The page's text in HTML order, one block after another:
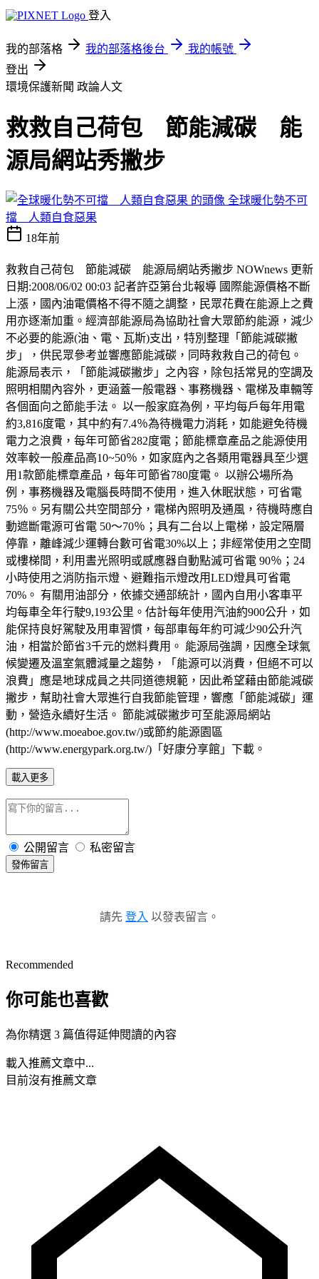
登入
我的部落格 我的部落格後台
我的帳號
登出
環境保護新聞 政論人文
救救自己荷包 節能減碳 能
源局網站秀撇步
全球暖化勢不可
擋 人類自食惡果
18年前
救救自己荷包 節能減碳 能源局網站秀撇步 NOWnews 更新
日期:2008/06/02 00:03 記者許亞第台北報導 國際能源價格不斷
上漲，國內油電價格不得不隨之調整，民眾花費在能源上之費
用亦逐漸加重。經濟部能源局為協助社會大眾節約能源，減少
不必要的能源(油、電、瓦斯)支出，特別整理「節能減碳撇
步」，供民眾參考並響應節能減碳，同時救救自己的荷包。
能源局表示，「節能減碳撇步」之內容，除包括常見的空調及
照明相關內容外，更涵蓋一般電器、事務機器、電梯及車輛等
各個面向之節能手法。 以一般家庭為例，平均每戶每年用電
約3,816度電，其中約有7.4％為待機電力消耗，如能避免待機
電力之浪費，每年可節省282度電；節能標章產品之能源使用
效率較一般產品高10~50％，如家庭內之各類用電器具至少選
用1款節能標章產品，每年可節省780度電。 以辦公場所為
例，事務機器及電腦長時間不使用，進入休眠狀態，可省電
75％。另有關公共空間部分，電梯內照明及通風，待機時應自
動遮斷電源可省電 50～70％；具有二台以上電梯，設定隔層
停靠，離峰減少運轉台數可省電30%以上；非經常使用之空間
或樓梯間，利用晝光照明或感應器自動點滅可省電 90％；24
小時使用之消防指示燈、避難指示燈改用LED燈具可省電
70%。 有關用油部分，依據交通部統計，國內自用小客車平
均每車全年行駛9,193公里。估計每年使用汽油約900公升，如
能保持良好駕駛及用車習慣，每部車每年約可減少90公升汽
油，相當於節省3千元的燃料費用。 能源局強調，因應全球氣
候變遷及溫室氣體減量之趨勢，「能源可以消費，但絕不可以
浪費」應是地球成員之共同道德規範，因此希望藉由節能減碳
撇步，幫助社會大眾進行自我節能管理，響應「節能減碳」運
動，營造永續好生活。 節能減碳撇步可至能源局網站
(http://www.moeaboe.gov.tw/)或節約能源園區
(http://www.energypark.org.tw/)「好康分享館」下載。
載入更多
公開留言 私密留言
發佈留言
請先 登入 以發表留言。
Recommended
你可能也喜歡
為你精選 3 篇值得延伸閱讀的內容
載入推薦文章中...
目前沒有推薦文章